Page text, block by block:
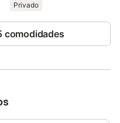
local.
Privado
comodidades